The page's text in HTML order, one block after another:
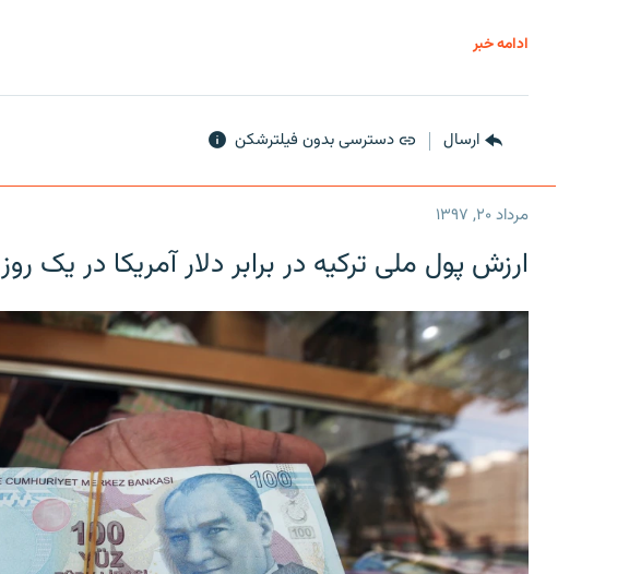
ادامه خبر
ارسال دسترسی بدون فیلترشکن
مرداد ۲۰, ۱۳۹۷
ارزش پول ملی ترکیه در برابر دلار آمریکا در یک روز ۱۸ درصد سقوط کرد